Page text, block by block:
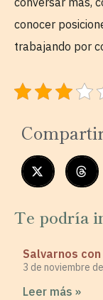
conocer
trabajando por
Te podría
Salvarnos
3 de noviembre
Leer más »